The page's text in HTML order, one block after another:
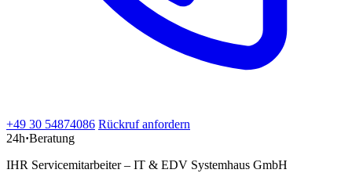
+49 30 54874086 Rückruf anfordern
24h·Beratung
IHR Servicemitarbeiter – IT & EDV Systemhaus GmbH